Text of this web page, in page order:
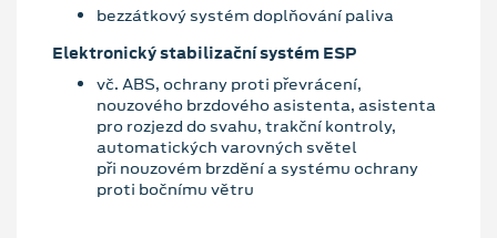
bezzátkový systém doplňování paliva
Elektronický stabilizační systém ESP
vč. ABS, ochrany proti převrácení,
nouzového brzdového asistenta, asistenta
pro rozjezd do svahu, trakční kontroly,
automatických varovných světel
při nouzovém brzdění a systému ochrany
proti bočnímu větru